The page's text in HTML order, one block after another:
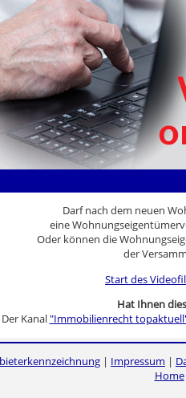
Darf nach dem neuen
eine
Oder können die
der
Start des
Hat Ihnen
Der Kanal"Immobilienrecht
| Impressum |
Home